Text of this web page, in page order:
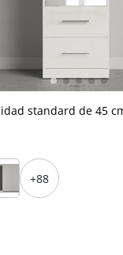
standard de 45
+88